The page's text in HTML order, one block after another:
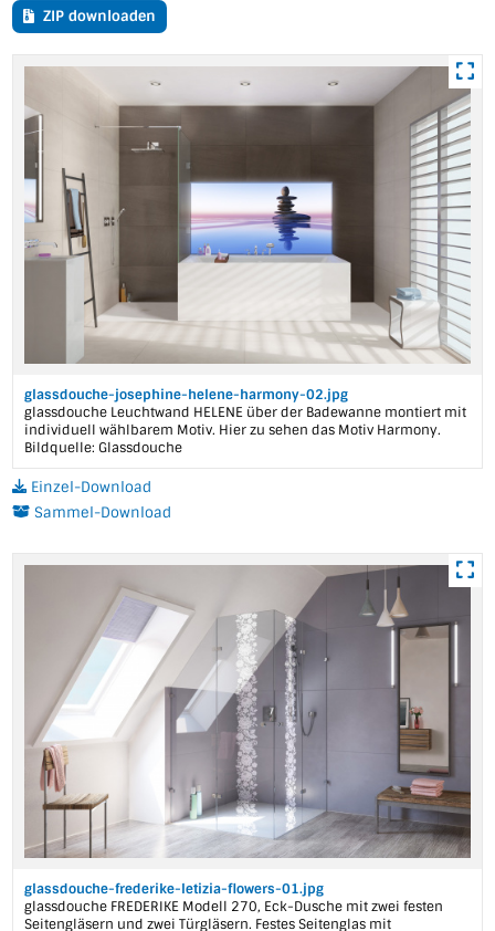
ZIP downloaden
glassdouche-josephine-helene-harmony-02.jpg
glassdouche Leuchtwand HELENE über der Badewanne montiert mit
individuell wählbarem Motiv. Hier zu sehen das Motiv Harmony.
Bildquelle: Glassdouche
Einzel-Download
Sammel-Download
glassdouche-frederike-letizia-flowers-01.jpg
glassdouche FREDERIKE Modell 270, Eck-Dusche mit zwei festen
Seitengläsern und zwei Türgläsern. Festes Seitenglas mit